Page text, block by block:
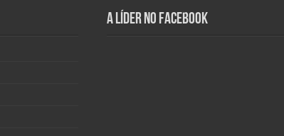
A Líder no Facebook